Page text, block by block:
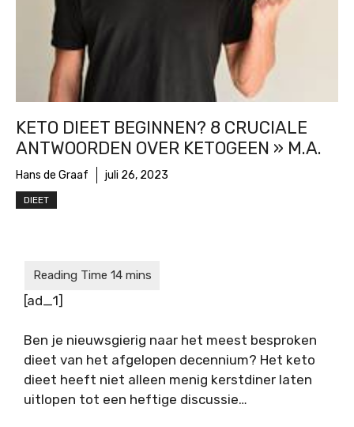
KETO DIEET BEGINNEN? 8 CRUCIALE
ANTWOORDEN OVER KETOGEEN » M.A.
Hans de Graaf juli 26, 2023
DIEET
[ad_1]
Ben je nieuwsgierig naar het meest besproken
dieet van het afgelopen decennium? Het keto
dieet heeft niet alleen menig kerstdiner laten
uitlopen tot een heftige discussie…